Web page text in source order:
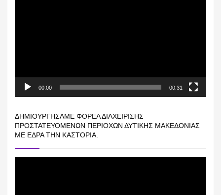
00:00 00:31
ΔΗΜΙΟΥΡΓΉΣΑΜΕ ΦΟΡΈΑ ΔΙΑΧΕΊΡΙΣΗΣ
ΠΡΟΣΤΑΤΕΥΌΜΕΝΩΝ ΠΕΡΙΟΧΏΝ ΔΥΤΙΚΉΣ ΜΑΚΕΔΟΝΊΑΣ
ΜΕ ΈΔΡΑ ΤΗΝ ΚΑΣΤΟΡΙΆ.